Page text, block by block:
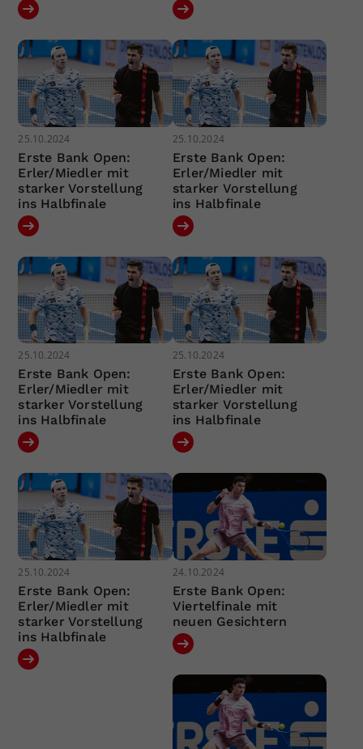
25.10.2024
Erste Bank Open:
Erler/Miedler mit
starker Vorstellung
ins Halbfinale
25.10.2024
Erste Bank Open:
Erler/Miedler mit
starker Vorstellung
ins Halbfinale
25.10.2024
Erste Bank Open:
Erler/Miedler mit
starker Vorstellung
ins Halbfinale
25.10.2024
Erste Bank Open:
Erler/Miedler mit
starker Vorstellung
ins Halbfinale
25.10.2024
Erste Bank Open:
Erler/Miedler mit
starker Vorstellung
ins Halbfinale
24.10.2024
Erste Bank Open:
Viertelfinale mit
neuen Gesichtern